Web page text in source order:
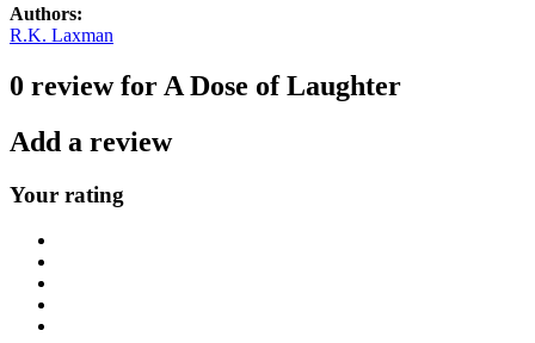
Authors:
R.K. Laxman
0 review for A Dose of Laughter
Add a review
Your rating